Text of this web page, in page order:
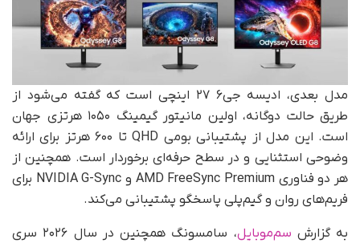
مدل بعدی، ادیسه جی۶ ۲۷ اینچی است که گفته می‌شود از
طریق حالت دوگانه، اولین مانیتور گیمینگ ۱۰۵۰ هرتزی جهان
است. این مدل از پشتیبانی بومی QHD تا ۶۰۰ هرتز برای ارائه
وضوحی استثنایی و در سطح حرفه‌ای برخوردار است. همچنین از
هر دو فناوری AMD FreeSync Premium و NVIDIA G-Sync برای
فریم‌های روان و گیم‌پلی پاسخگو پشتیبانی می‌کند.
به گزارش سم‌موبایل
، سامسونگ همچنین در سال ۲۰۲۶ سری